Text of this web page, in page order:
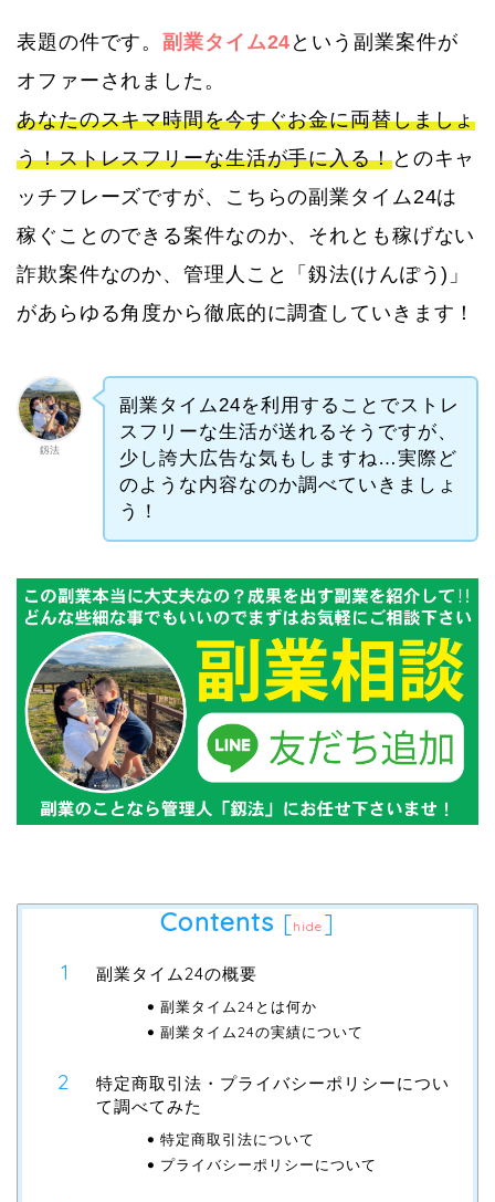
表題の件です。副業タイム24 という副業案件が
オファーされました。
あなたのスキマ時間を今すぐお金に両替しましょ
う！ストレスフリーな生活が手に入る！とのキャ
ッチフレーズですが、こちらの副業タイム24は
稼ぐことのできる案件なのか、それとも稼げない
詐欺案件なのか、管理人こと「釼法(けんぽう)」
があらゆる角度から徹底的に調査していきます！
釼法
副業タイム24を利用することでストレ
スフリーな生活が送れるそうですが、
少し誇大広告な気もしますね…実際ど
のような内容なのか調べていきましょ
う！
Contents [hide ]
副業タイム24の概要
副業タイム24とは何か
副業タイム24の実績について
特定商取引法・プライバシーポリシーについ
て調べてみた
特定商取引法について
プライバシーポリシーについて